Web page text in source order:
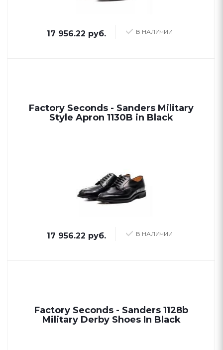
В НАЛИЧИИ
17 956.22 руб.
Factory Seconds - Sanders Military
Style Apron 1130B in Black
В НАЛИЧИИ
17 956.22 руб.
Factory Seconds - Sanders 1128b
Military Derby Shoes In Black